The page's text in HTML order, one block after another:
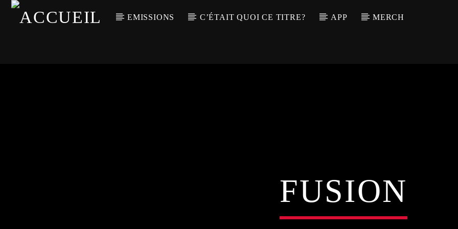
EMISSIONS C’ÉTAIT QUOI CE TITRE? APP MERCH
FUSION